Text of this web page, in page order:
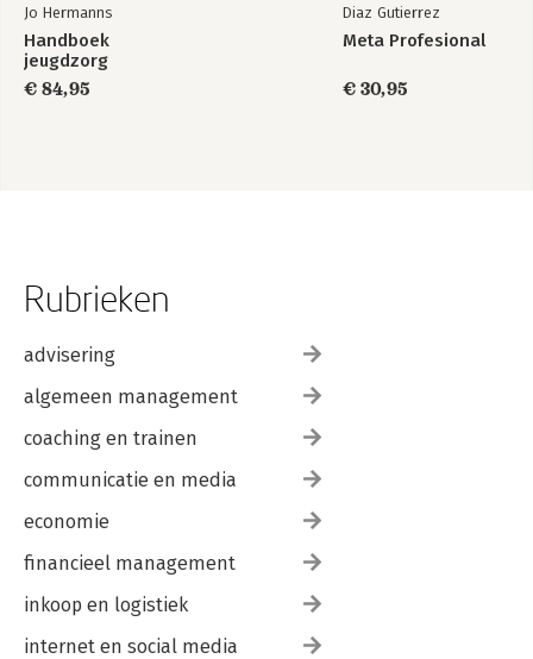
Jo Hermanns
Handboek
jeugdzorg
€ 84,95
Diaz Gutierrez
Meta Profesional
€ 30,95
Rubrieken
advisering
algemeen management
coaching en trainen
communicatie en media
economie
financieel management
inkoop en logistiek
internet en social media